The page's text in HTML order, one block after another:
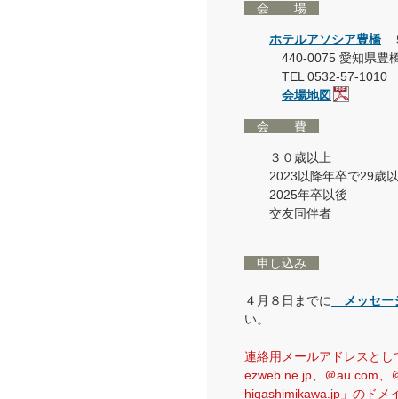
会 場
ホテルアソシア豊橋
440-0075 愛知県豊
TEL 0532-57-1010
会場地図
会 費
３０歳以上
2023以降年卒で29
2025年卒以
交友同伴者
申し込み
４月８日までに
メッセー
い。
連絡用メールアドレスと
ezweb.ne.jp、＠au.com、
higashimikawa.jp」のドメ